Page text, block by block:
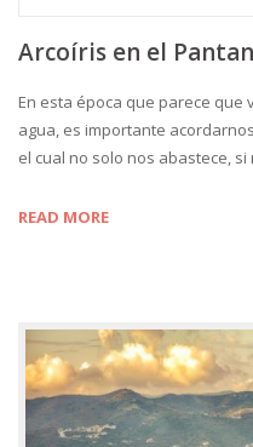
Arcoíris en el
En esta época que parece
agua, es importante
el cual no solo nos abastece,
READ MORE